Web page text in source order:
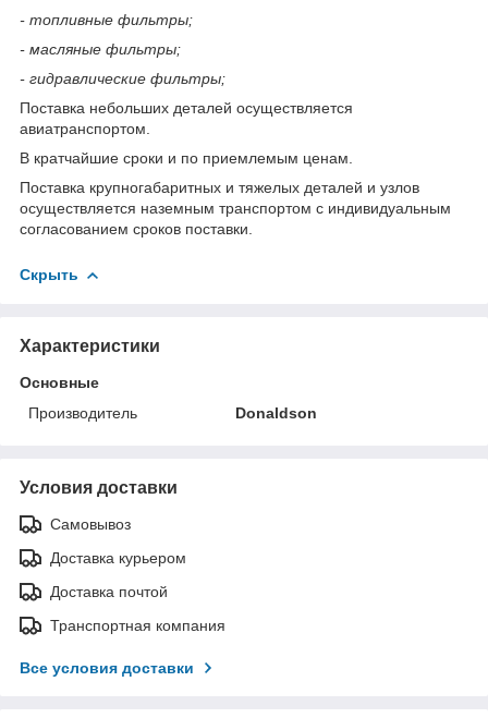
- топливные фильтры;
- масляные фильтры;
- гидравлические фильтры;
Поставка небольших деталей осуществляется
авиатранспортом.
В кратчайшие сроки и по приемлемым ценам.
Поставка крупногабаритных и тяжелых деталей и узлов
осуществляется наземным транспортом с индивидуальным
согласованием сроков поставки.
Скрыть
Характеристики
Основные
Производитель
Donaldson
Условия доставки
Самовывоз
Доставка курьером
Доставка почтой
Транспортная компания
Все условия доставки